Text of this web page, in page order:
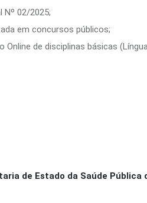
02/2025;
em concursos públicos;
Online de disciplinas básicas
de Estado da Saúde Pública